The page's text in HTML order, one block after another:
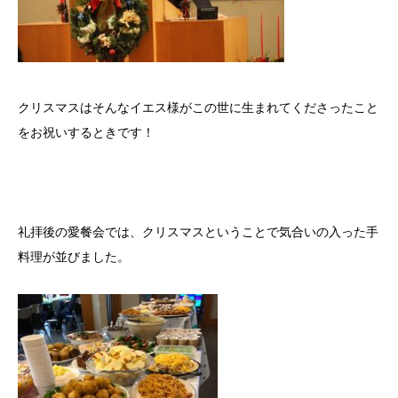
クリスマスはそんなイエス様がこの世に生まれてくださったこと
をお祝いするときです！
礼拝後の愛餐会では、クリスマスということで気合いの入った手
料理が並びました。